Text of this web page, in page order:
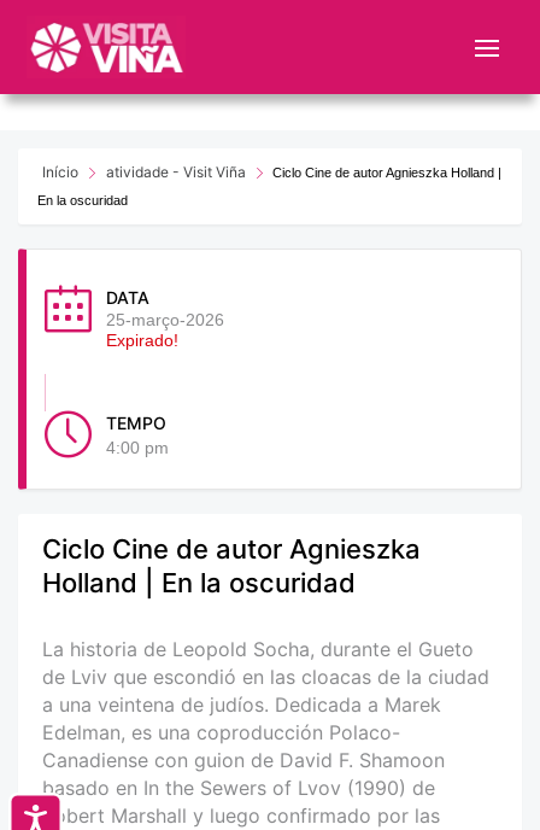
este
web
sistema
Accesibilidad
Início atividade - Visit Viña
Ciclo Cine de autor Agnieszka Holland |
En la oscuridad
DATA
25-março-2026
Expirado!
TEMPO
4:00 pm
Ciclo Cine de autor Agnieszka
Holland | En la oscuridad
La historia de Leopold Socha, durante el Gueto
de Lviv que escondió en las cloacas de la ciudad
a una veintena de judíos. Dedicada a Marek
Edelman, es una coproducción Polaco-
Canadiense con guion de David F. Shamoon​
basado en In the Sewers of Lvov (1990) de
Robert Marshall y luego confirmado por las